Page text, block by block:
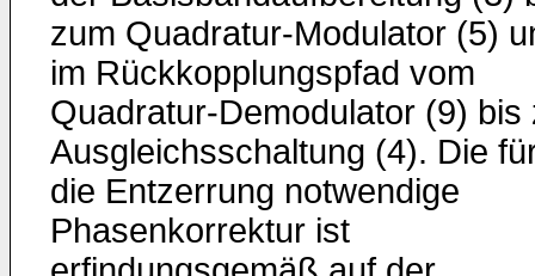
zum Quadratur-Modulator (5)
im Rückkopplungspfad vom
Quadratur-Demodulator (9) bis
Ausgleichsschaltung (4). Die
die Entzerrung notwendige
Phasenkorrektur ist